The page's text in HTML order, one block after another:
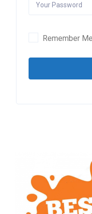
Your Password
Remember Me